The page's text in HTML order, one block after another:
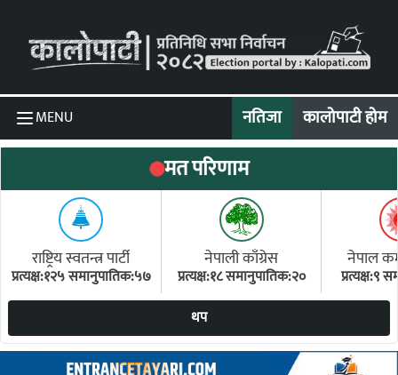
MENU नतिजा कालोपाटी होम
मत परिणाम
राष्ट्रिय स्वतन्त्र पार्टी
प्रत्यक्ष:१२५ समानुपातिक:५७
नेपाली काँग्रेस
प्रत्यक्ष:१८ समानुपातिक:२०
नेपाल
प्रत्यक्ष:९
थप